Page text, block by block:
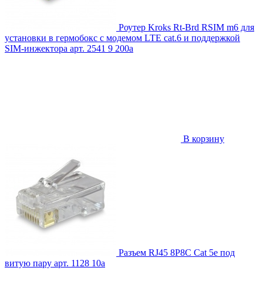
Роутер Kroks Rt-Brd RSIM m6 для
установки в гермобокс с модемом LTE cat.6 и поддержкой
SIM-инжектора арт. 2541 9 200a
В корзину
Разъем RJ45 8P8C Cat 5e под
витую пару арт. 1128 10a